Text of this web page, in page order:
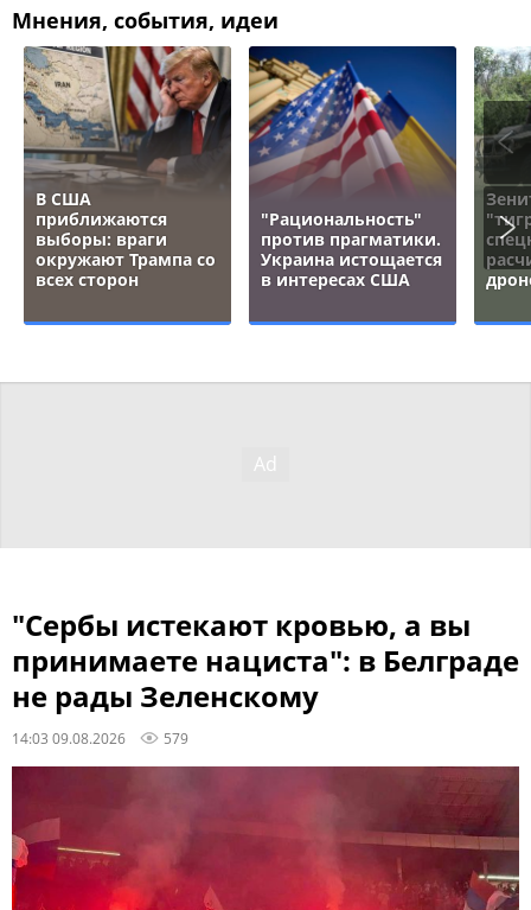
Мнения, события, идеи
В США
приближаются
выборы: враги
окружают Трампа со
всех сторон
"Рациональность"
против прагматики.
Украина истощается
в интересах США
"Сербы истекают кровью, а вы
принимаете нациста": в Белграде
не рады Зеленскому
14:03 09.08.2026 579